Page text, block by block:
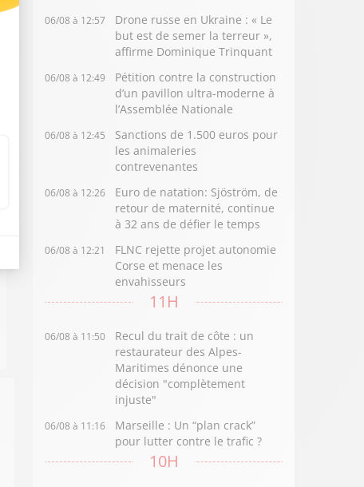
06/08 à 12:57
Drone russe en Ukraine : « Le
but est de semer la terreur »,
affirme Dominique Trinquant
06/08 à 12:49
Pétition contre la construction
d’un pavillon ultra-moderne à
l’Assemblée Nationale
06/08 à 12:45
Sanctions de 1.500 euros pour
les animaleries
contrevenantes
06/08 à 12:26
Euro de natation: Sjöström, de
retour de maternité, continue
à 32 ans de défier le temps
06/08 à 12:21
FLNC rejette projet autonomie
Corse et menace les
envahisseurs
11H
06/08 à 11:50
Recul du trait de côte : un
restaurateur des Alpes-
Maritimes dénonce une
décision "complètement
injuste"
06/08 à 11:16
Marseille : Un “plan crack”
pour lutter contre le trafic ?
10H